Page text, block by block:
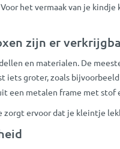
het vermaak van je kindje
zijn er
en materialen. De
groter, zoals
een metalen frame met
zorgt ervoor dat je kleintje